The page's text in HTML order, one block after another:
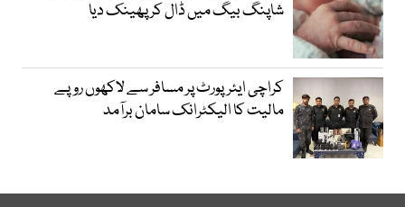
شاپنگ بیگ میں ڈال کر پھینک دیا
کراچی ایئرپورٹ پر مسافر سے لاکھوں روپے
مالیت کا الیکٹرانک سامان برآمد